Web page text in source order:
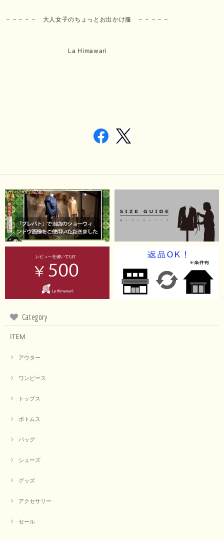
－－－－－ 大人女子のちょっとお出かけ服 －－－－－
La Himawari
Category
ITEM
アウター
ワンピース
トップス
ボトムス
バッグ
シューズ
グッズ
アクセサリー
セール